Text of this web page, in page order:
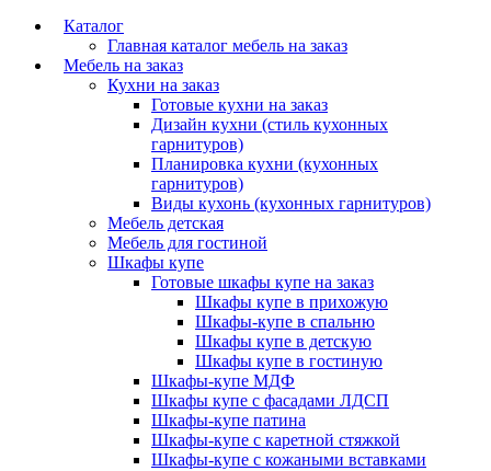
Каталог
Главная каталог мебель на заказ
Мебель на заказ
Кухни на заказ
Готовые кухни на заказ
Дизайн кухни (стиль кухонных
гарнитуров)
Планировка кухни (кухонных
гарнитуров)
Виды кухонь (кухонных гарнитуров)
Мебель детская
Мебель для гостиной
Шкафы купе
Готовые шкафы купе на заказ
Шкафы купе в прихожую
Шкафы-купе в спальню
Шкафы купе в детскую
Шкафы купе в гостиную
Шкафы-купе МДФ
Шкафы купе с фасадами ЛДСП
Шкафы-купе патина
Шкафы-купе с каретной стяжкой
Шкафы-купе с кожаными вставками